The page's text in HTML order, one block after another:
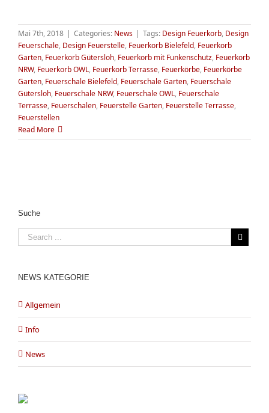
Mai 7th, 2018 | Categories: News | Tags: Design Feuerkorb, Design
Feuerschale, Design Feuerstelle, Feuerkorb Bielefeld, Feuerkorb
Garten, Feuerkorb Gütersloh, Feuerkorb mit Funkenschutz, Feuerkorb
NRW, Feuerkorb OWL, Feuerkorb Terrasse, Feuerkörbe, Feuerkörbe
Garten, Feuerschale Bielefeld, Feuerschale Garten, Feuerschale
Gütersloh, Feuerschale NRW, Feuerschale OWL, Feuerschale
Terrasse, Feuerschalen, Feuerstelle Garten, Feuerstelle Terrasse,
Feuerstellen
Read More
Suche
NEWS KATEGORIE
Allgemein
Info
News